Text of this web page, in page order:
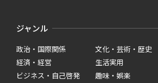
ジャンル
政治・国際関係
経済・経営
ビジネス・自己啓発
文化・芸術・歴史
生活実用
趣味・娯楽